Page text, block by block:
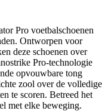
Pro voetbalschoenen
Ontworpen voor
deze schoenen over
Pro-technologie
opvouwbare tong
zool over de volledige
te scoren. Betreed het
met elke beweging.